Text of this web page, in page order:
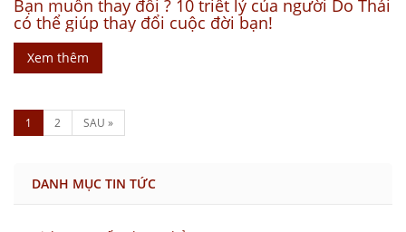
Bạn muốn thay đổi ? 10 triết lý của người Do Thái
có thể giúp thay đổi cuộc đời bạn!
Xem thêm
1 2 SAU »
DANH MỤC TIN TỨC